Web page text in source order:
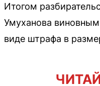
Итогом
Умуханова виновным
виде штрафа в